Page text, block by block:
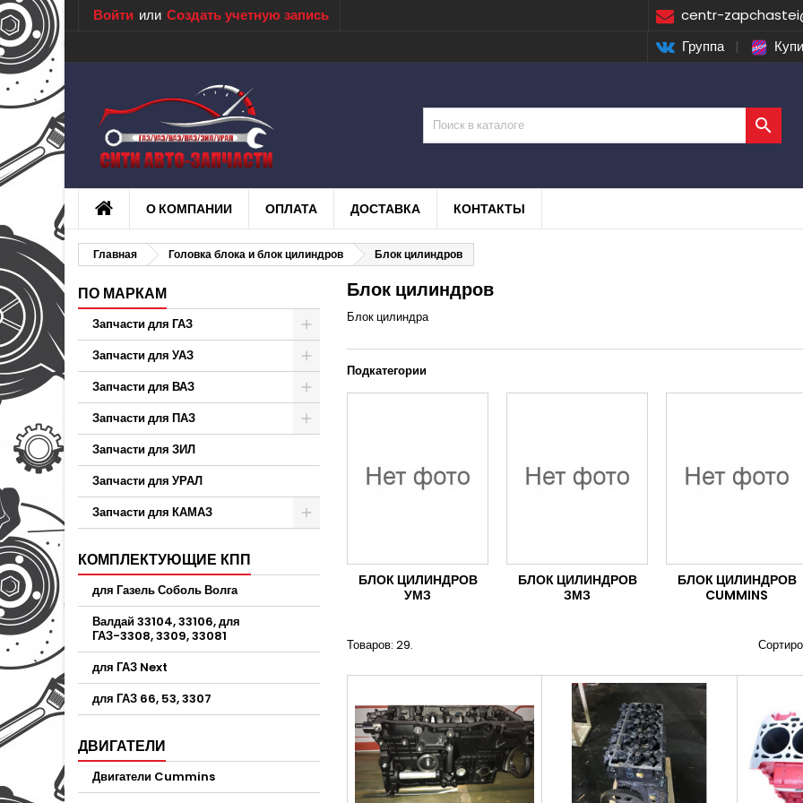
centr-
Войти или Создать учетную запись
Группа |

О КОМПАНИИ ОПЛАТА ДОСТАВКА КОНТАКТЫ
Главная Головка блока и блок цилиндров Блок цилиндров
ПО МАРКАМ
Запчасти для ГАЗ
Запчасти для УАЗ
Запчасти для ВАЗ
Запчасти для ПАЗ
Запчасти для ЗИЛ
Запчасти для УРАЛ
Запчасти для КАМАЗ
КОМПЛЕКТУЮЩИЕ КПП
для Газель Соболь Волга
Валдай 33104, 33106, для
ГАЗ-3308, 3309, 33081
для ГАЗ Next
для ГАЗ 66, 53, 3307
ДВИГАТЕЛИ
Двигатели Cummins
Блок цилиндров
Блок цилиндра
Подкатегории
БЛОК ЦИЛИНДРОВ
УМЗ
БЛОК ЦИЛИНДРОВ
ЗМЗ
БЛОК ЦИЛИНДРОВ
CUMMINS
Товаров: 29.